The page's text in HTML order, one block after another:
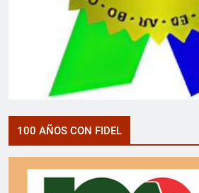
100 AÑOS CON FIDEL